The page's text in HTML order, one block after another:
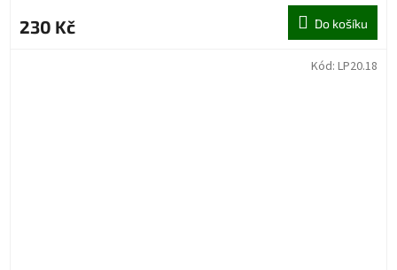
230 Kč Do košíku
Kód: LP20.18